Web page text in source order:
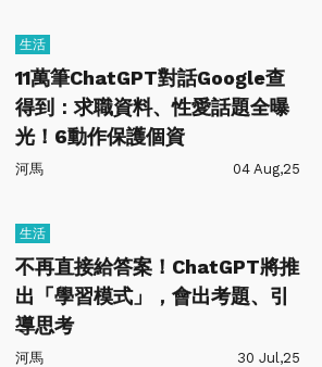
生活
11萬筆ChatGPT對話Google查
得到：求職資料、性愛話題全曝
光！6動作保護個資
河馬 04 Aug,25
生活
不再直接給答案！ChatGPT將推
出「學習模式」，會出考題、引
導思考
河馬 30 Jul,25